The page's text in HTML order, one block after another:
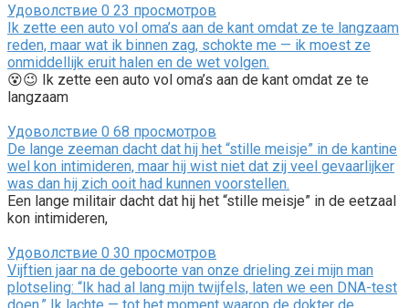
Удоволствие 0 23 просмотров
Ik zette een auto vol oma’s aan de kant omdat ze te langzaam
reden, maar wat ik binnen zag, schokte me — ik moest ze
onmiddellijk eruit halen en de wet volgen.
😵😉 Ik zette een auto vol oma’s aan de kant omdat ze te
langzaam
Удоволствие 0 68 просмотров
De lange zeeman dacht dat hij het “stille meisje” in de kantine
wel kon intimideren, maar hij wist niet dat zij veel gevaarlijker
was dan hij zich ooit had kunnen voorstellen.
Een lange militair dacht dat hij het “stille meisje” in de eetzaal
kon intimideren,
Удоволствие 0 30 просмотров
Vijftien jaar na de geboorte van onze drieling zei mijn man
plotseling: “Ik had al lang mijn twijfels, laten we een DNA-test